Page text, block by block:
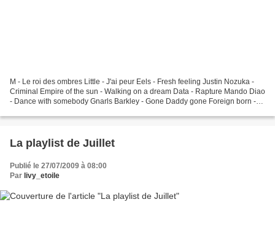
M - Le roi des ombres Little - J'ai peur Eels - Fresh feeling Justin Nozuka -
Criminal Empire of the sun - Walking on a dream Data - Rapture Mando Diao
- Dance with somebody Gnarls Barkley - Gone Daddy gone Foreign born -
La playlist de Juillet
Publié le 27/07/2009 à 08:00
Par livy_etoile